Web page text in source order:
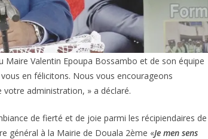
Valentin Epoupa Bossambo et de son équipe
en félicitons. Nous vous encourageons
administration, » a déclaré.
de fierté et de joie parmi les récipiendaires de
général à la Mairie de Douala 2ème «Je men sens